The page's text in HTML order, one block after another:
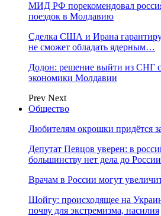
МИД РФ порекомендовал
поездок в Молдавию
Сделка США и Ирана
не сможет обладать ядерным…
Додон: решение выйти из СНГ
экономики Молдавии
Prev Next
Общество
Любителям окрошки придётся
Депутат Певцов уверен: в
большинству нет дела до России
Врачам в России могут
Шойгу: происходящее на
почву для экстремизма, насилия